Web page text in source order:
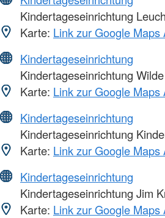
Kindertageseinrichtung
Karte: Link zur Google Maps
Kindertageseinrichtung
Kindertageseinrichtung
Karte: Link zur Google Maps
Kindertageseinrichtung
Kindertageseinrichtung
Karte: Link zur Google Maps
Kindertageseinrichtung
Kindertageseinrichtung Jim
Karte: Link zur Google Maps